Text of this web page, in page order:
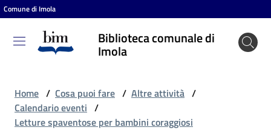
Vai al contenuto
Vai alla navigazione
Vai al footer
Comune di Imola
Biblioteca comunale di
Imola
Biblioteca
comunale
Home / Cosa puoi fare / Altre attività /
Calendario eventi /
Letture spaventose per bambini coraggiosi